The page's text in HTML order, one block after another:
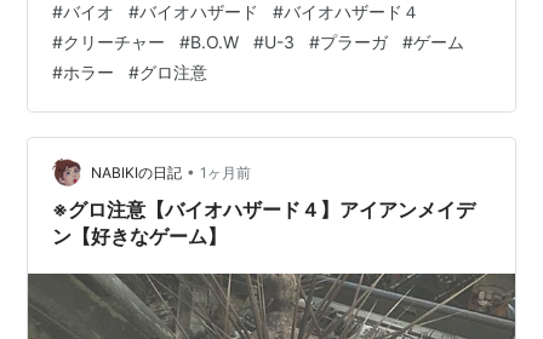
リーチャーである。 名前の由来である『Ｕ』は英語の
Ultimateから取られており、 ３は形態変化が３段階まで
あることからと推察できる。 特徴： 人間を素体にしてお
り、プラーガとほかの生物の遺伝子を 混合して製造され
たB.O.Wとなっている。 腕と舌は自在に伸縮する器…
#バイオ #バイオハザード #バイオハザード４
#クリーチャー #B.O.W #U-3 #プラーガ #ゲーム
#ホラー #グロ注意
NABIKIの日記 • 1ヶ月前
※グロ注意【バイオハザード４】アイアンメイデ
ン【好きなゲーム】